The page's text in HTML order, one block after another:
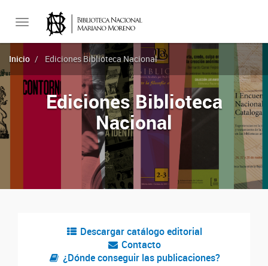
Toggle
navigation
Inicio Ediciones Biblioteca Nacional
Ediciones Biblioteca
Nacional
Descargar catálogo editorial
Contacto
¿Dónde conseguir las publicaciones?